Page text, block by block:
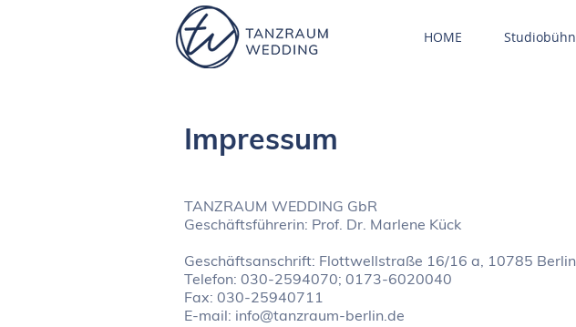
HOME
Impressum
TANZRAUM WEDDING GbR
Geschäftsführerin: Prof. Dr. Marlene Kück
Geschäftsanschrift: Flottwellstraße 16/16 a, 10785 Berlin
Telefon: 030-2594070; 0173-6020040
Fax: 030-25940711
E-mail: info@tanzraum-berlin.de